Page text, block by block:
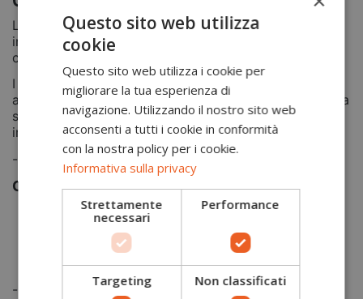
La collezione Accessoriè caratterizzata da uno stile
in pile maglia con fodere Insulatex Pro per il massimo
comfort nelle stagioni più fredde.
I
guanti GL12 della Portwest sono in pile foderati
adatti per le stagioni più fredde, sono caratterizzati da
srap regolabili per una vestibilità più sicura e palmo e
indice con grip. Design adatto per il tempo libero.
-
Caratteristiche prodotto
La fodera InsulatexPro offre un calore superiore
senza aggiungere peso non necessario
Strap regolabili per una vestibilità più sicura
Palmo e indice con grip
-
Questo sito web utilizza
cookie
Questo sito web utilizza i cookie per
migliorare la tua esperienza di
navigazione. Utilizzando il nostro sito web
acconsenti a tutti i cookie in conformità
con la nostra policy per i cookie.
Informativa sulla privacy
Strettamente
necessari
Performance
Targeting Non classificati